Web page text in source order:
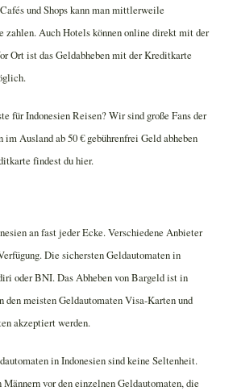
und Shops kann man mittlerweile
Auch Hotels können online direkt mit der
Ort ist das Geldabheben mit der Kreditkarte
für Indonesien Reisen? Wir sind große Fans der
Ausland ab 50 € gebührenfrei Geld abheben
findest du hier.
an fast jeder Ecke. Verschiedene Anbieter
Die sichersten Geldautomaten in
oder BNI. Das Abheben von Bargeld ist in
den meisten Geldautomaten Visa-Karten und
akzeptiert werden.
in Indonesien sind keine Seltenheit.
vor den einzelnen Geldautomaten, die